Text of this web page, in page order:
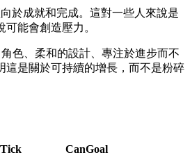
於成就和完成。這對一些人來說是
能會創造壓力。
色、柔和的設計、專注於進步而不
是關於可持續的增長，而不是粉碎
CanGoal